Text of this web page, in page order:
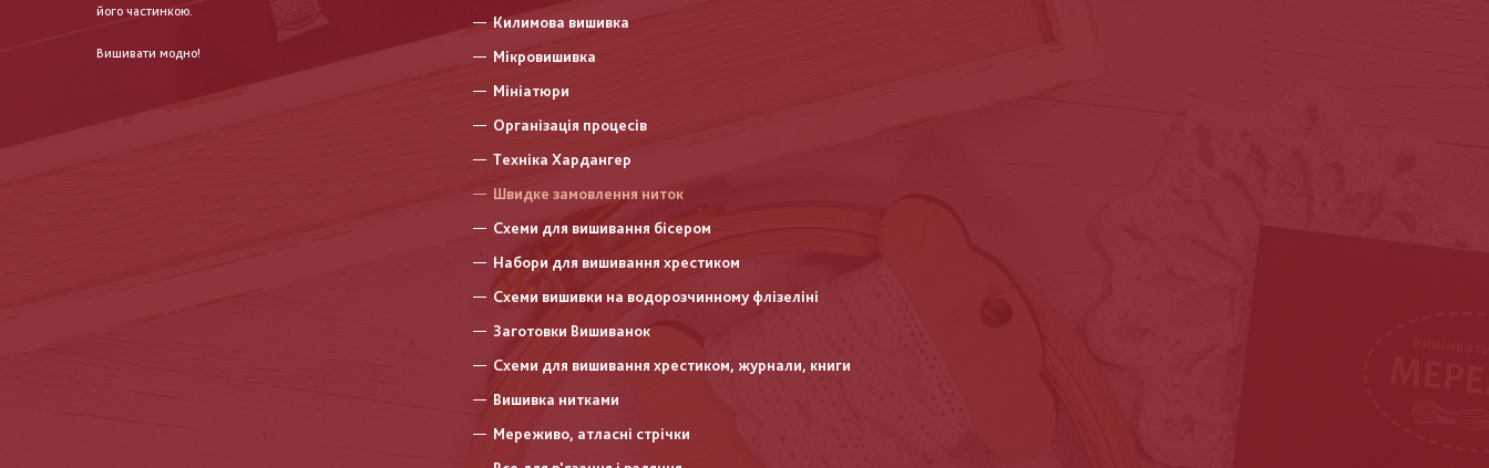
його частинкою.
Вишивати модно!
Килимова вишивка
Мікровишивка
Мініатюри
Організація процесів
Техніка Хардангер
Швидке замовлення ниток
Схеми для вишивання бісером
Набори для вишивання хрестиком
Схеми вишивки на водорозчинному флізеліні
Заготовки Вишиванок
Схеми для вишивання хрестиком, журнали, книги
Вишивка нитками
Мереживо, атласні стрічки